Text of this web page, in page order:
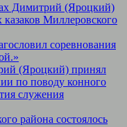
Димитрий (Яроцкий)
Миллеровского
соревнования
(Яроцкий) принял
по поводу конного
служения
района состоялось